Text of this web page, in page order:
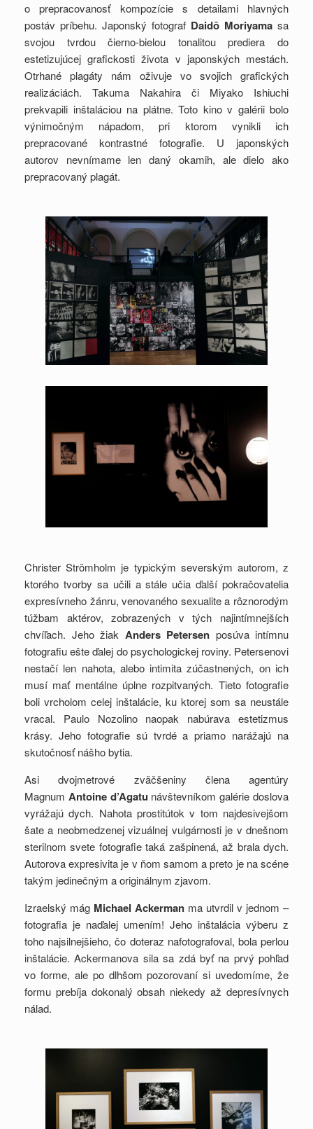
o prepracovanosť kompozície s detailami hlavných
postáv príbehu. Japonský fotograf Daidō Moriyama sa
svojou tvrdou čierno-bielou tonalitou prediera do
estetizujúcej grafickosti života v japonských mestách.
Otrhané plagáty nám oživuje vo svojich grafických
realizáciách. Takuma Nakahira či Miyako Ishiuchi
prekvapili inštaláciou na plátne. Toto kino v galérii bolo
výnimočným nápadom, pri ktorom vynikli ich
prepracované kontrastné fotografie. U japonských
autorov nevnímame len daný okamih, ale dielo ako
prepracovaný plagát.
Christer Strömholm je typickým severským autorom, z
ktorého tvorby sa učili a stále učia ďalší pokračovatelia
expresívneho žánru, venovaného sexualite a rôznorodým
túžbam aktérov, zobrazených v tých najintímnejších
chvíľach. Jeho žiak Anders Petersen posúva intímnu
fotografiu ešte ďalej do psychologickej roviny. Petersenovi
nestačí len nahota, alebo intimita zúčastnených, on ich
musí mať mentálne úplne rozpitvaných. Tieto fotografie
boli vrcholom celej inštalácie, ku ktorej som sa neustále
vracal. Paulo Nozolino naopak nabúrava estetizmus
krásy. Jeho fotografie sú tvrdé a priamo narážajú na
skutočnosť nášho bytia.
Asi dvojmetrové zväčšeniny člena agentúry
Magnum Antoine d’Agatu návštevníkom galérie doslova
vyrážajú dych. Nahota prostitútok v tom najdesivejšom
šate a neobmedzenej vizuálnej vulgárnosti je v dnešnom
sterilnom svete fotografie taká zašpinená, až brala dych.
Autorova expresivita je v ňom samom a preto je na scéne
takým jedinečným a originálnym zjavom.
Izraelský mág Michael Ackerman ma utvrdil v jednom –
fotografia je naďalej umením! Jeho inštalácia výberu z
toho najsilnejšieho, čo doteraz nafotografoval, bola perlou
inštalácie. Ackermanova sila sa zdá byť na prvý pohľad
vo forme, ale po dlhšom pozorovaní si uvedomíme, že
formu prebíja dokonalý obsah niekedy až depresívnych
nálad.